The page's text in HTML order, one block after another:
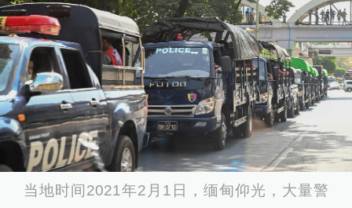
当地时间2021年2月1日，缅甸仰光，大量警